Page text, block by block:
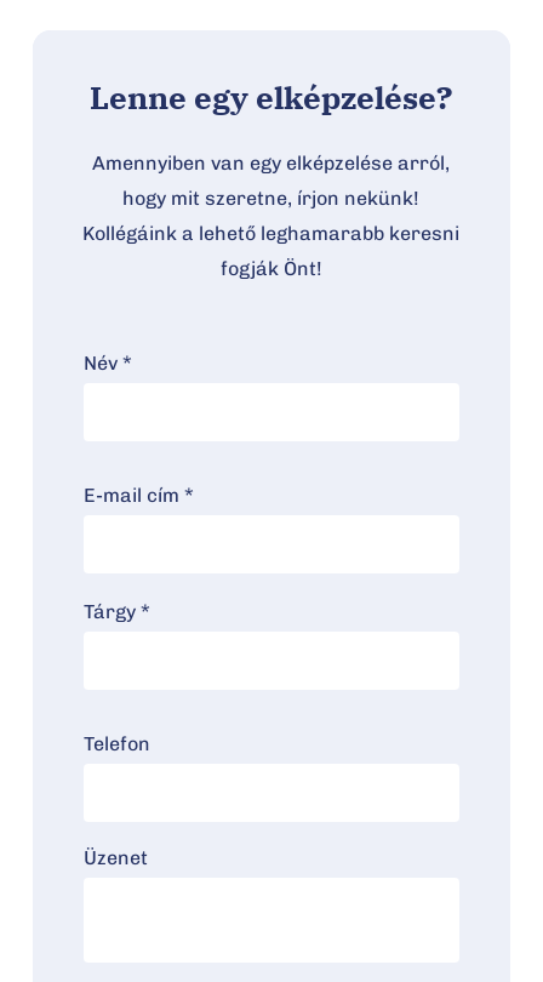
Lenne egy elképzelése?
Amennyiben van egy elképzelése arról,
hogy mit szeretne, írjon nekünk!
Kollégáink a lehető leghamarabb keresni
fogják Önt!
Név *
E-mail cím *
Tárgy *
Telefon
Üzenet